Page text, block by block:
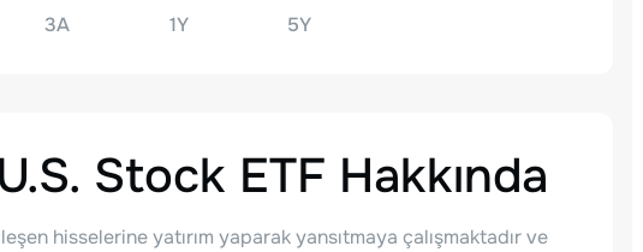
3A 1Y 5Y
Stock ETF Hakkında
hisselerine yatırım yaparak yansıtmaya çalışmaktadır ve